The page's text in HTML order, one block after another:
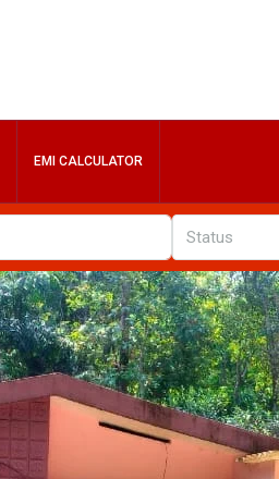
EMI CALCULATOR
Status